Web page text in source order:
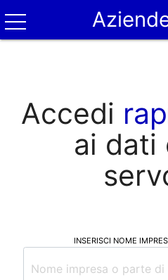
Accedi
ai dati
INSERISCI NOME